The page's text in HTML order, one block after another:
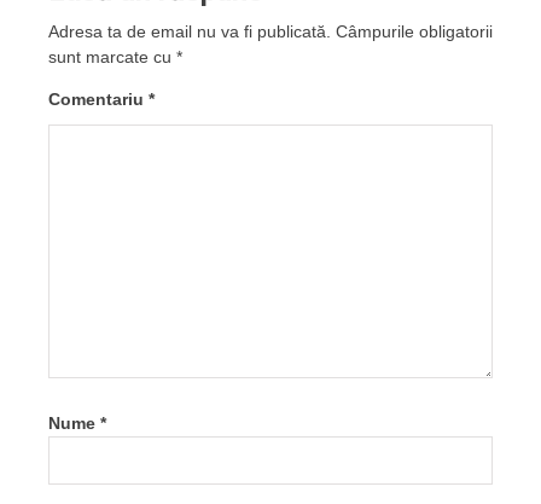
Adresa ta de email nu va fi publicată. Câmpurile obligatorii
sunt marcate cu *
Comentariu *
Nume *